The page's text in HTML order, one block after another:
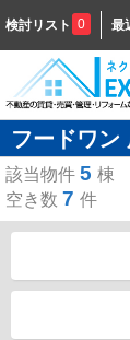
検討リスト 0 最
フードワン
該当物件 5 棟
空き数 7 件